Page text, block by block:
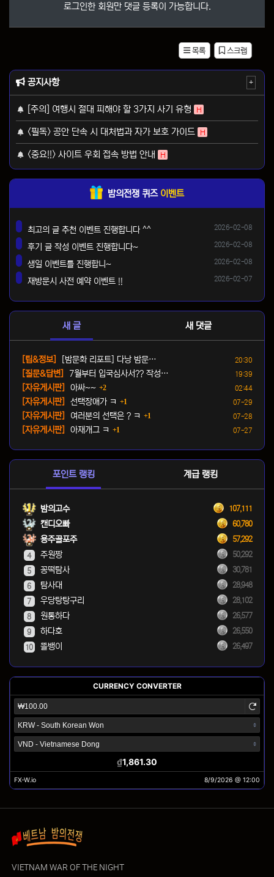
로그인한 회원만 댓글 등록이 가능합니다.
목록 스크랩
공지사항 +
[주의] 여행시 절대 피해야 할 3가지 사기 유형 H
<필독> 공안 단속 시 대처법과 자가 보호 가이드 H
<중요!!> 사이트 우회 접속 방법 안내 H
밤의전쟁 퀴즈 이벤트
등록일
2026-02-08
최고의 글 추천 이벤트 진행합니다 ^^
등록일
2026-02-08
후기 글 작성 이벤트 진행합니다~
등록일
2026-02-08
생일 이벤트를 진행합니~
등록일
2026-02-07
재방문시 사전 예약 이벤트 !!
새 글 새 댓글
등록일
20:30
[팁&정보]
[밤문화 리포트] 다낭 밤문…
등록일
19:39
[질문&답변]
7월부터 입국심사서?? 작성…
등록일
02:44
[자유게시판] 아싸~~ 2댓글
등록일
07-29
[자유게시판] 선택장애가 ㅋ 1
등록일
07-28
[자유게시판] 여러분의 선택은 ? ㅋ 1
등록일
07-27
[자유게시판] 아재개그 ㅋ 1
포인트 랭킹 계급 랭킹
밤의고수 107,111
캔디오빠 60,780
용주골포주 57,292
4 주원짱 50,292
5 꽁떡탐사 30,781
6 탐사대 28,948
7 우당탕탕구리 28,102
8 원통하다 26,577
9 하다호 26,550
10 똘뱅이 26,497
VIETNAM WAR OF THE NIGHT